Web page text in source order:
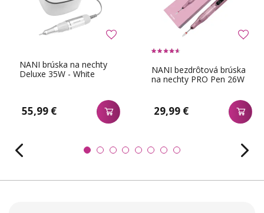
NANI brúska na nechty
Deluxe 35W - White
55,99 €
NANI bezdrôtová brúska
na nechty PRO Pen 26W
29,99 €